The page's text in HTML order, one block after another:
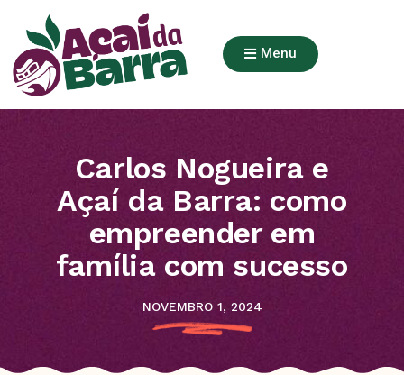
Menu
Carlos Nogueira e
Açaí da Barra: como
empreender em
família com sucesso
NOVEMBRO 1, 2024